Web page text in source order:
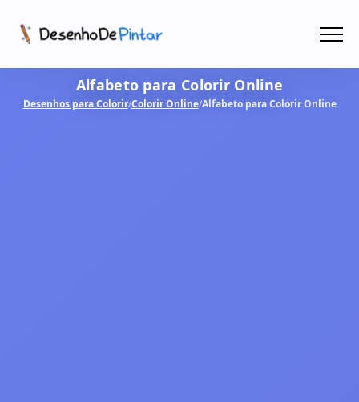
Coletâneas de Desenhos - PDF
Alfabeto para Colorir Online
Desenhos para Colorir/Colorir Online/Alfabeto para Colorir Online